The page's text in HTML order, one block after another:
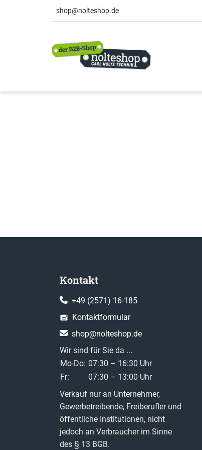
shop@nolteshop.de
Kontakt
+49 (2571) 16-185
Kontaktformular
shop@nolteshop.de
Wir sind für Sie da ...
Mo-Do: 07:30 – 16:30 Uhr
Fr:
07:30 – 13:00 Uhr
Verkauf nur an Unternehmer,
Gewerbetreibende, Freiberufler und
öffentliche Institutionen, nicht
jedoch an Verbraucher im Sinne
des § 13 BGB.